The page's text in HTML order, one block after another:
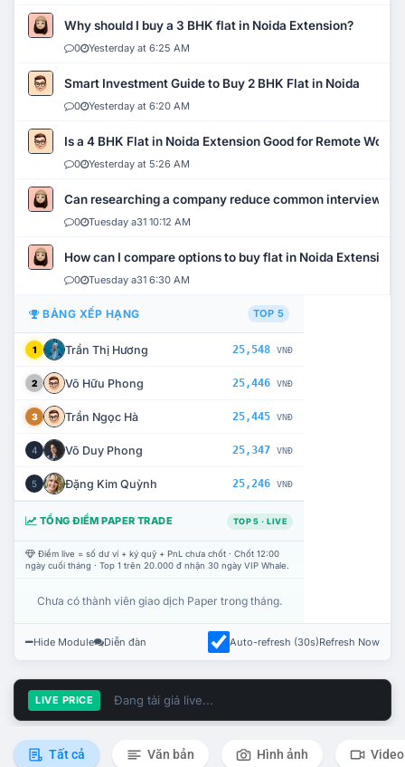
Why should I buy a 3 BHK flat in Noida Extension?
0 Yesterday at 6:25 AM
Smart Investment Guide to Buy 2 BHK Flat in Noida
0 Yesterday at 6:20 AM
Is a 4 BHK Flat in Noida Extension Good for Remote Work?
0 Yesterday at 5:26 AM
Can researching a company reduce common interview
0 Tuesday a31 10:12 AM
How can I compare options to buy flat in Noida Extension?
0 Tuesday a31 6:30 AM
BẢNG XẾP HẠNG TOP 5
1 Trần Thị Hương 25,548 VNĐ
2 Võ Hữu Phong 25,446 VNĐ
3 Trần Ngọc Hà 25,445 VNĐ
4 Võ Duy Phong 25,347 VNĐ
5 Đặng Kim Quỳnh 25,246 VNĐ
TỔNG ĐIỂM PAPER TRADE TOP 5 · LIVE
Điểm live = số dư ví + ký quỹ + PnL chưa chốt · Chốt 12:00
ngày cuối tháng · Top 1 trên 20.000 đ nhận 30 ngày VIP Whale.
Chưa có thành viên giao dịch Paper trong tháng.
Hide Module Diễn đàn Auto-refresh (30s)Refresh Now
LIVE PRICE Đang tải giá live...
Tất cả Văn bản Hình ảnh Video